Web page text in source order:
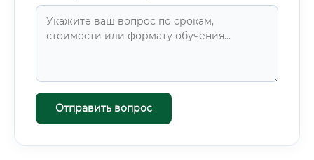
Отправить вопрос